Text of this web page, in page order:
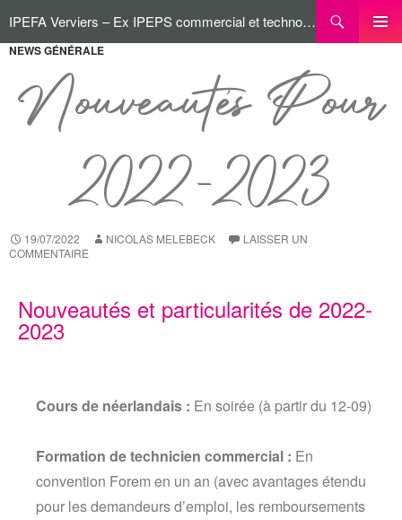
IPEFA Verviers – Ex IPEPS commercial et technologique
NEWS GÉNÉRALE
Nouveautés Pour
2022-2023
19/07/2022 NICOLAS MELEBECK
LAISSER UN
COMMENTAIRE
Nouveautés et particularités de 2022-
2023
Cours de néerlandais : En soirée (à partir du 12-09)
Formation de technicien commercial : En
convention Forem en un an (avec avantages étendu
pour les demandeurs d’emploi, les remboursements